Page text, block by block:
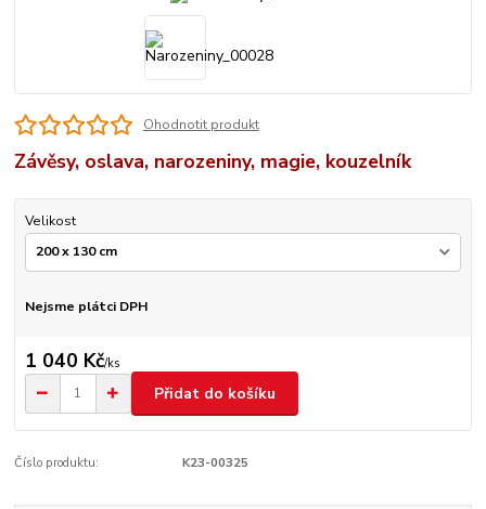
Ohodnotit produkt
Závěsy, oslava, narozeniny, magie, kouzelník
Velikost
Nejsme plátci DPH
1 040 Kč/ks
Přidat do košíku
Číslo produktu: K23-00325